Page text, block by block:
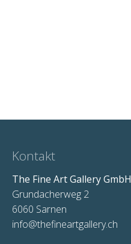
Kontakt
The Fine Art Gallery GmbH
Grundacherweg 2
6060 Sarnen
info@thefineartgallery.ch